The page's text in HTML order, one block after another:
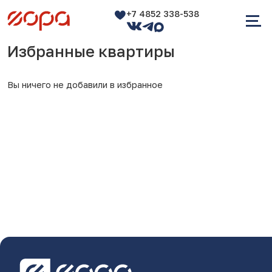
+7 4852 338-538
Избранные квартиры
Вы ничего не добавили в избранное